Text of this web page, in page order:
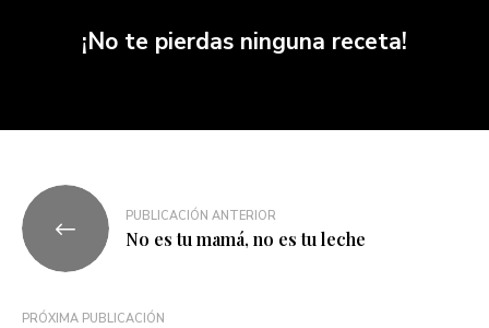
¡No te pierdas ninguna receta!
PUBLICACIÓN ANTERIOR
No es tu mamá, no es tu leche
PRÓXIMA PUBLICACIÓN